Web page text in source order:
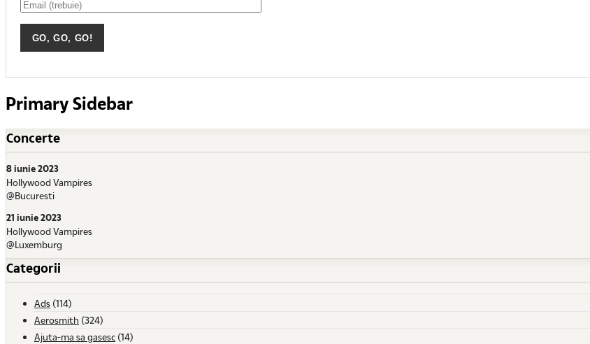
Primary Sidebar
Concerte
8 iunie 2023
Hollywood Vampires
@Bucuresti
21 iunie 2023
Hollywood Vampires
@Luxemburg
Categorii
Ads (114)
Aerosmith (324)
Ajuta-ma sa gasesc (14)